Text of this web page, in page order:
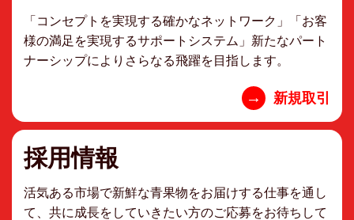
「コンセプトを実現する確かなネットワーク」「お客
様の満足を実現するサポートシステム」新たなパート
ナーシップによりさらなる飛躍を目指します。
→ 新規取引
採用情報
活気ある市場で新鮮な青果物をお届けする仕事を通し
て、共に成長をしていきたい方のご応募をお待ちして